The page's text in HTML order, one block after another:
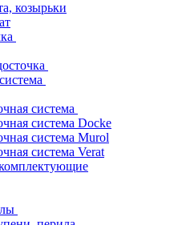
козырьки
система
система Docke
система Murol
система Verat